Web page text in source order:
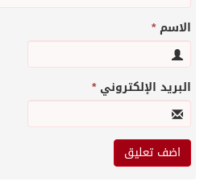
الاسم*
البريد الإلكتروني*